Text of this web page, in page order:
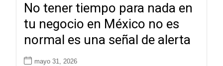
No tener tiempo para nada en
tu negocio en México no es
normal es una señal de alerta
mayo 31, 2026